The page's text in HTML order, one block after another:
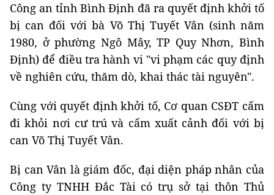
Công an tỉnh Bình Định đã ra quyết định khởi tố
bị can đối với bà Võ Thị Tuyết Vân (sinh năm
1980, ở phường Ngô Mây, TP Quy Nhơn, Bình
Định) để điều tra hành vi "vi phạm các quy định
về nghiên cứu, thăm dò, khai thác tài nguyên".
Cùng với quyết định khởi tố, Cơ quan CSĐT cấm
đi khỏi nơi cư trú và cấm xuất cảnh đối với bị
can Võ Thị Tuyết Vân.
Bị can Vân là giám đốc, đại diện pháp nhân của
Công ty TNHH Đắc Tài có trụ sở tại thôn Thủ